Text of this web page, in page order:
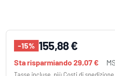
-15% 155,88 €
Sta risparmiando29,07 €